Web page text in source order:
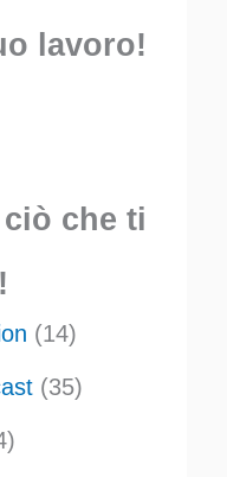
lavoro!
che ti
(14)
(35)